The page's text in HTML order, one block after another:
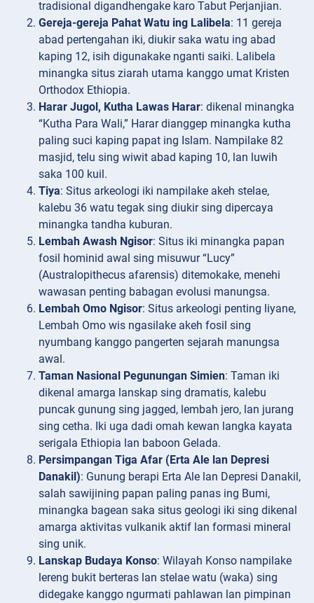
tradisional digandhengake karo Tabut Perjanjian.
Gereja-gereja Pahat Watu ing Lalibela: 11 gereja
abad pertengahan iki, diukir saka watu ing abad
kaping 12, isih digunakake nganti saiki. Lalibela
minangka situs ziarah utama kanggo umat Kristen
Orthodox Ethiopia.
Harar Jugol, Kutha Lawas Harar: dikenal minangka
“Kutha Para Wali,” Harar dianggep minangka kutha
paling suci kaping papat ing Islam. Nampilake 82
masjid, telu sing wiwit abad kaping 10, lan luwih
saka 100 kuil.
Tiya: Situs arkeologi iki nampilake akeh stelae,
kalebu 36 watu tegak sing diukir sing dipercaya
minangka tandha kuburan.
Lembah Awash Ngisor: Situs iki minangka papan
fosil hominid awal sing misuwur “Lucy”
(Australopithecus afarensis) ditemokake, menehi
wawasan penting babagan evolusi manungsa.
Lembah Omo Ngisor: Situs arkeologi penting liyane,
Lembah Omo wis ngasilake akeh fosil sing
nyumbang kanggo pangerten sejarah manungsa
awal.
Taman Nasional Pegunungan Simien: Taman iki
dikenal amarga lanskap sing dramatis, kalebu
puncak gunung sing jagged, lembah jero, lan jurang
sing cetha. Iki uga dadi omah kewan langka kayata
serigala Ethiopia lan baboon Gelada.
Persimpangan Tiga Afar (Erta Ale lan Depresi
Danakil): Gunung berapi Erta Ale lan Depresi Danakil,
salah sawijining papan paling panas ing Bumi,
minangka bagean saka situs geologi iki sing dikenal
amarga aktivitas vulkanik aktif lan formasi mineral
sing unik.
Lanskap Budaya Konso: Wilayah Konso nampilake
lereng bukit berteras lan stelae watu (waka) sing
didegake kanggo ngurmati pahlawan lan pimpinan